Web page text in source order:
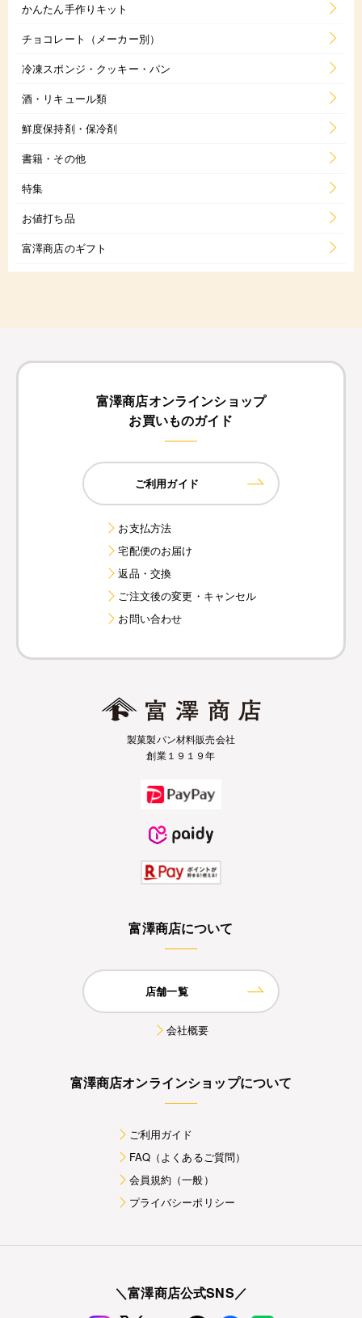
かんたん手作りキット
チョコレート（メーカー別）
冷凍スポンジ・クッキー・パン
酒・リキュール類
鮮度保持剤・保冷剤
書籍・その他
特集
お値打ち品
富澤商店のギフト
富澤商店オンラインショップ
お買いものガイド
ご利用ガイド
お支払方法
宅配便のお届け
返品・交換
ご注文後の変更・キャンセル
お問い合わせ
製菓製パン材料販売会社
創業１９１９年
富澤商店について
店舗一覧
会社概要
富澤商店オンラインショップについて
ご利用ガイド
FAQ（よくあるご質問）
会員規約（一般）
プライバシーポリシー
＼富澤商店公式SNS／